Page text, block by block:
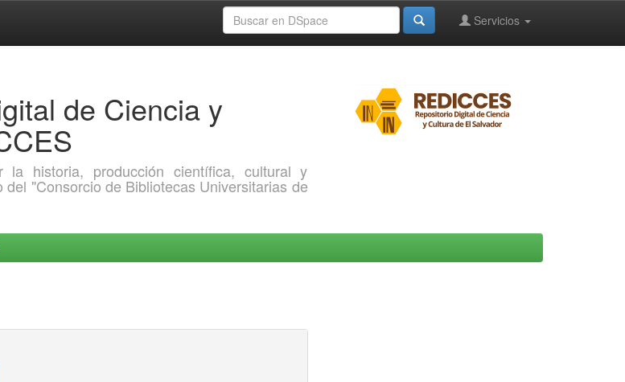
Servicios
de Ciencia y
historia, producción científica, cultural y
"Consorcio de Bibliotecas Universitarias de